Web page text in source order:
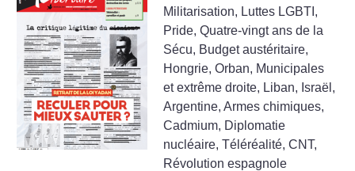
Militarisation, Luttes LGBTI,
Pride, Quatre-vingt ans de la
Sécu, Budget austéritaire,
Hongrie, Orban, Municipales
et extrême droite, Liban, Israël,
Argentine, Armes chimiques,
Cadmium, Diplomatie
nucléaire, Téléréalité, CNT,
Révolution espagnole